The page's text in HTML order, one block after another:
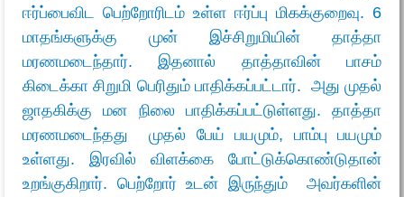
ஈர்ப்பைவிட பெற்றோரிடம் உள்ள ஈர்ப்பு மிகக்குறைவு. 6
மாதங்களுக்கு முன் இச்சிறுமியின் தாத்தா
மரணமடைந்தார். இதனால் தாத்தாவின் பாசம்
கிடைக்கா சிறுமி பெரிதும் பாதிக்கப்பட்டார். அது முதல்
ஜாதகிக்கு மன நிலை பாதிக்கப்பட்டுள்ளது. தாத்தா
மரணமடைந்தது முதல் பேய் பயமும், பாம்பு பயமும்
உள்ளது. இரவில் விளக்கை போட்டுக்கொண்டுதான்
உறங்குகிறார். பெற்றோர் உடன் இருந்தும் அவர்களின்